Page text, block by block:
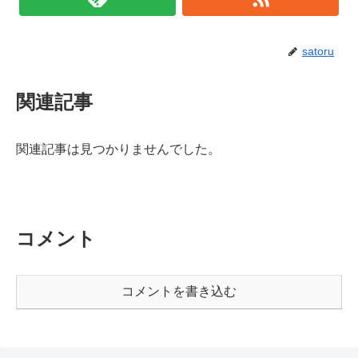
satoru
関連記事
関連記事は見つかりませんでした。
コメント
コメントを書き込む